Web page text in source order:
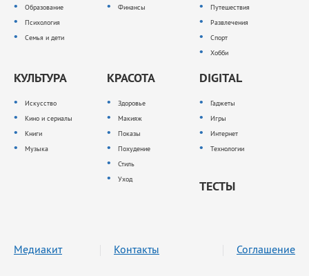
Образование
Психология
Семья и дети
Финансы
Путешествия
Развлечения
Спорт
Хобби
КУЛЬТУРА
Искусство
Кино и сериалы
Книги
Музыка
КРАСОТА
Здоровье
Макияж
Показы
Похудение
Стиль
Уход
DIGITAL
Гаджеты
Игры
Интернет
Технологии
ТЕСТЫ
Медиакит Контакты Соглашение